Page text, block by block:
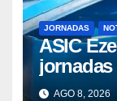
JORNADAS
ASIC
deAGO 8, 2026